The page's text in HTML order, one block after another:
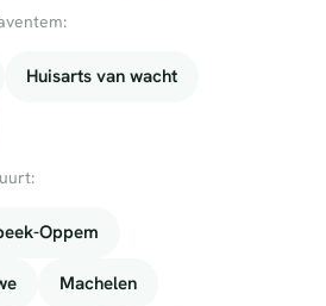
Huisarts van wacht
Oppem
Machelen